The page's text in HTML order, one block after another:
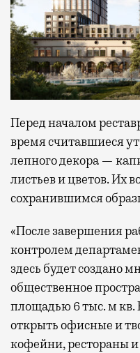
Перед началом
время считавшиеся
лепного декора —
листьев и цветов. Их
сохранившимся
«После завершения
контролем
здесь будет создано
общественное
площадью 6 тыс. м кв.
открыть офисные и
кофейни, рестораны